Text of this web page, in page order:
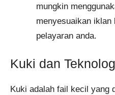
mungkin
menyesuaikan
pelayaran anda.
Kuki dan
Kuki adalah fail kecil yang